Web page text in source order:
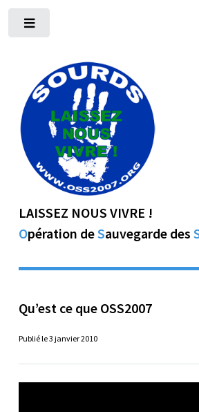
LAISSEZ NOUS VIVRE !
Opération deSauvegarde des
Qu’est ce que OSS2007
Publié le 3 janvier 2010